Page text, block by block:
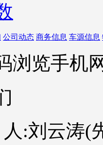
公司动态 商务信息 车源信息
浏览手机
:刘云涛(